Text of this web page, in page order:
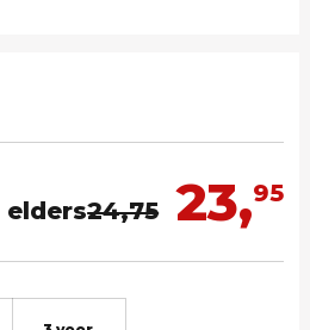
23,95
elders24,75